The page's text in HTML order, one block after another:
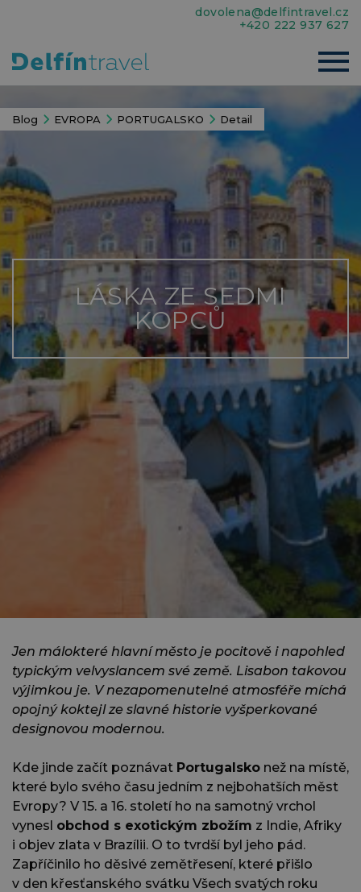
dovolena@delfintravel.cz
+420 222 937 627
Blog EVROPA PORTUGALSKO Detail
LÁSKA ZE SEDMI
KOPCŮ
Jen málokteré hlavní město je pocitově i napohled
typickým velvyslancem své země. Lisabon takovou
výjimkou je. V nezapomenutelné atmosféře míchá
opojný koktejl ze slavné historie vyšperkované
designovou modernou.
Kde jinde začít poznávat Portugalsko než na místě,
které bylo svého času jedním z nejbohatších měst
Evropy? V 15. a 16. století ho na samotný vrchol
vynesl obchod s exotickým zbožím z Indie, Afriky
i objev zlata v Brazílii. O to tvrdší byl jeho pád.
Zapříčinilo ho děsivé zemětřesení, které přišlo
v den křesťanského svátku Všech svatých roku